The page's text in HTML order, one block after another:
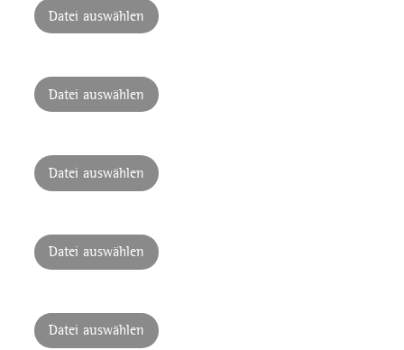
Datei auswählen
Datei auswählen
Datei auswählen
Datei auswählen
Datei auswählen